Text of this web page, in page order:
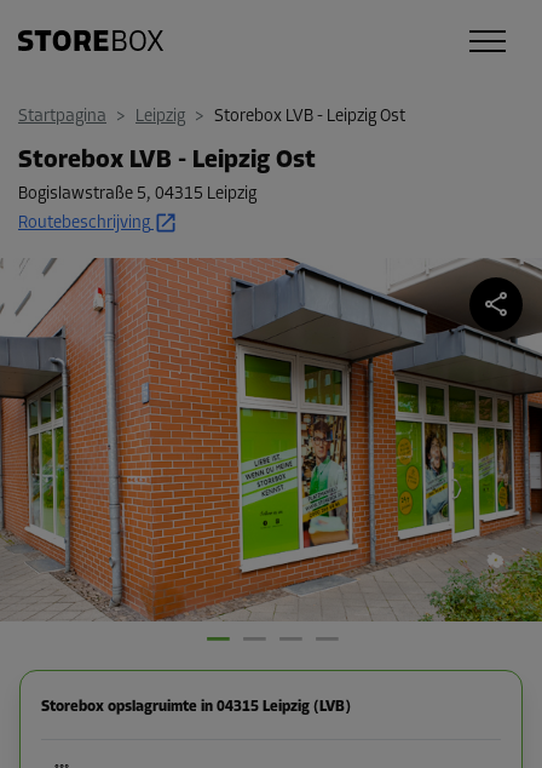
Startpagina > Leipzig > Storebox LVB - Leipzig Ost
Storebox LVB - Leipzig Ost
Bogislawstraße 5, 04315 Leipzig
Routebeschrijving
Storebox opslagruimte in 04315 Leipzig (LVB)